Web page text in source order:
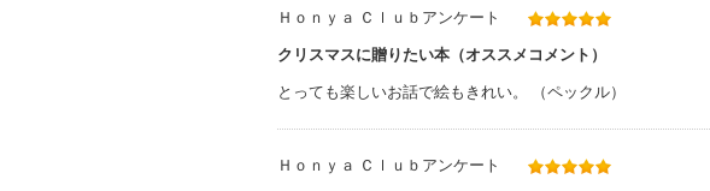
Ｈｏｎｙａ Ｃｌｕｂアンケート
クリスマスに贈りたい本（オススメコメント）
とっても楽しいお話で絵もきれい。 （ペックル）
Ｈｏｎｙａ Ｃｌｕｂアンケート